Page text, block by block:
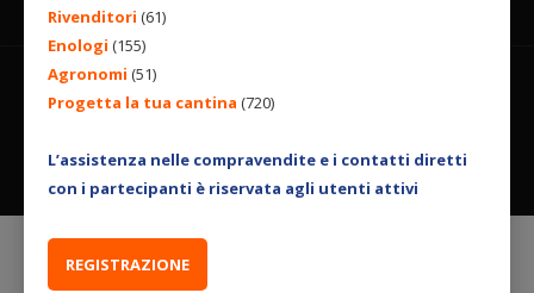
Rivenditori (61)
Enologi (155)
Agronomi (51)
Progetta la tua cantina (720)
L’assistenza nelle compravendite e i contatti diretti
con i partecipanti è riservata agli utenti attivi
REGISTRAZIONE
© 2026 ENGINEERING BY